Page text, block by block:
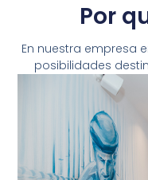
Por
En nuestra empresa
posibilidades